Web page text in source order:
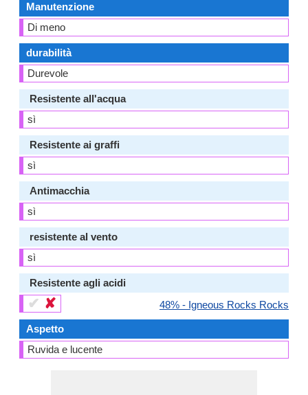
Manutenzione
Di meno
durabilità
Durevole
Resistente all'acqua
sì
Resistente ai graffi
sì
Antimacchia
sì
resistente al vento
sì
Resistente agli acidi
✔ ✘ 48% - Igneous Rocks Rocks
Aspetto
Ruvida e lucente